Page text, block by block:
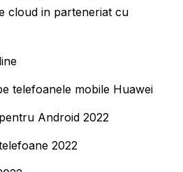
cloud in parteneriat cu
telefoanele mobile Huawei
Android 2022
2022